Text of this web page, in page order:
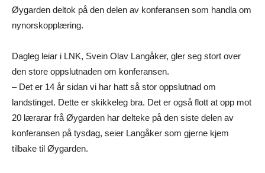
Øygarden deltok på den delen av konferansen som handla om
nynorskopplæring.
Dagleg leiar i LNK, Svein Olav Langåker, gler seg stort over
den store oppslutnaden om konferansen.
– Det er 14 år sidan vi har hatt så stor oppslutnad om
landstinget. Dette er skikkeleg bra. Det er også flott at opp mot
20 lærarar frå Øygarden har delteke på den siste delen av
konferansen på tysdag, seier Langåker som gjerne kjem
tilbake til Øygarden.